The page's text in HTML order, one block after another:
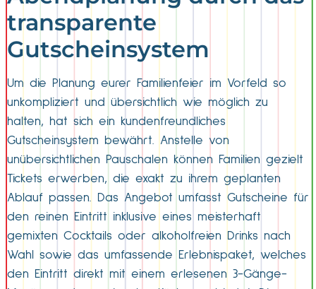
transparente
Gutscheinsystem
Um die Planung eurer Familienfeier im Vorfeld so
unkompliziert und übersichtlich wie möglich zu
halten, hat sich ein kundenfreundliches
Gutscheinsystem bewährt. Anstelle von
unübersichtlichen Pauschalen können Familien gezielt
Tickets erwerben, die exakt zu ihrem geplanten
Ablauf passen. Das Angebot umfasst Gutscheine für
den reinen Eintritt inklusive eines meisterhaft
gemixten Cocktails oder alkoholfreien Drinks nach
Wahl sowie das umfassende Erlebnispaket, welches
den Eintritt direkt mit einem erlesenen 3-Gänge-